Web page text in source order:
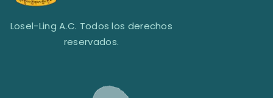
Losel-Ling A.C. Todos los derechos
reservados.